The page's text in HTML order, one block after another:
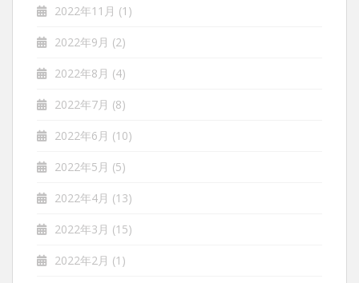
2022年11月 (1)
2022年9月 (2)
2022年8月 (4)
2022年7月 (8)
2022年6月 (10)
2022年5月 (5)
2022年4月 (13)
2022年3月 (15)
2022年2月 (1)